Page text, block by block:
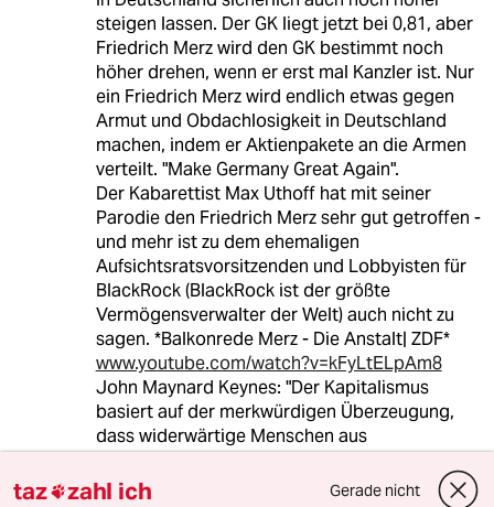
steigen lassen. Der GK liegt jetzt bei 0,81, aber
Friedrich Merz wird den GK bestimmt noch
höher drehen, wenn er erst mal Kanzler ist. Nur
ein Friedrich Merz wird endlich etwas gegen
Armut und Obdachlosigkeit in Deutschland
machen, indem er Aktienpakete an die Armen
verteilt. "Make Germany Great Again".
Der Kabarettist Max Uthoff hat mit seiner
Parodie den Friedrich Merz sehr gut getroffen -
und mehr ist zu dem ehemaligen
Aufsichtsratsvorsitzenden und Lobbyisten für
BlackRock (BlackRock ist der größte
Vermögensverwalter der Welt) auch nicht zu
sagen. *Balkonrede Merz - Die Anstalt| ZDF*
www.youtube.com/watch?v=kFyLtELpAm8
John Maynard Keynes: "Der Kapitalismus
basiert auf der merkwürdigen Überzeugung,
dass widerwärtige Menschen aus
widerwärtigen Motiven irgendwie für das
allgemeine Wohl sorgen werden."
taz zahl ich Gerade nicht